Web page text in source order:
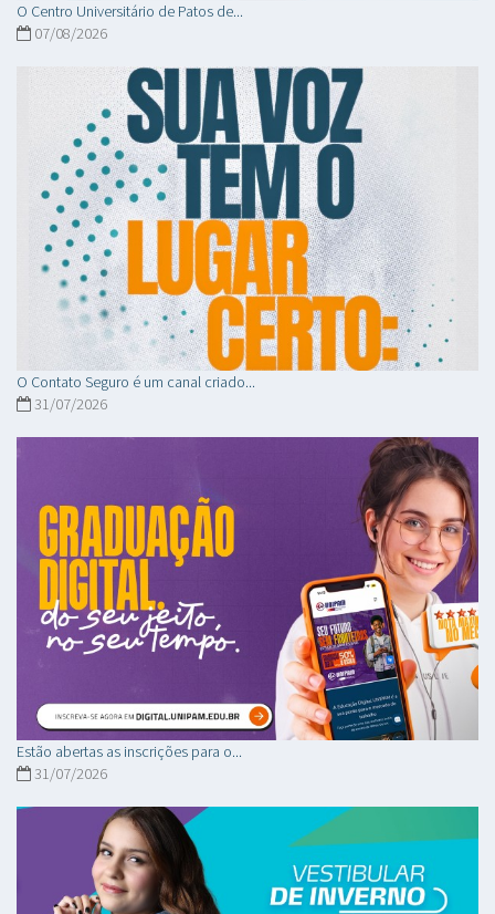
O Centro Universitário de Patos de...
07/08/2026
O Contato Seguro é um canal criado...
31/07/2026
Estão abertas as inscrições para o...
31/07/2026